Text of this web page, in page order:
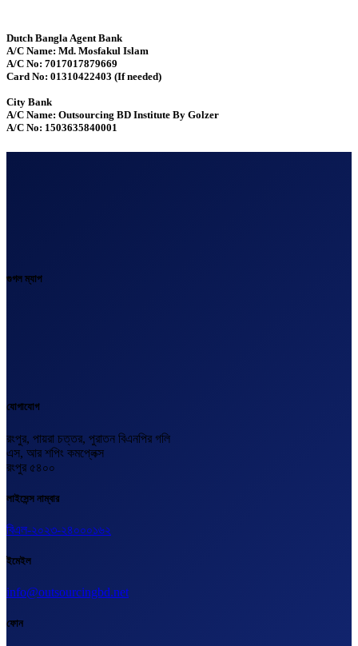
Dutch Bangla Agent Bank
A/C Name: Md. Mosfakul Islam
A/C No: 7017017879669
Card No: 01310422403 (If needed)
City Bank
A/C Name: Outsourcing BD Institute By Golzer
A/C No: 1503635840001
গুগল ম্যাপ
যোগাযোগ
রংপুর, পায়রা চত্তর, পুরাতন বিএনপির গলি
এস, আর শপিং কমপ্লেক্স
রংপুর ৫৪০০
লাইসেন্স নাম্বার
বিএল-২০২৩-২৪০০০১৬২
ইমেইল
info@outsourcingbd.net
ফোন